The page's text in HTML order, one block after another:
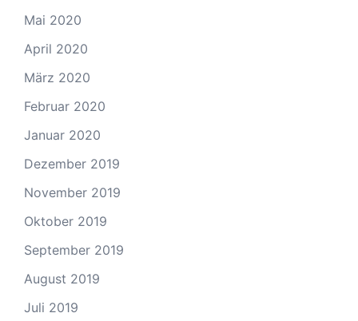
Mai 2020
April 2020
März 2020
Februar 2020
Januar 2020
Dezember 2019
November 2019
Oktober 2019
September 2019
August 2019
Juli 2019